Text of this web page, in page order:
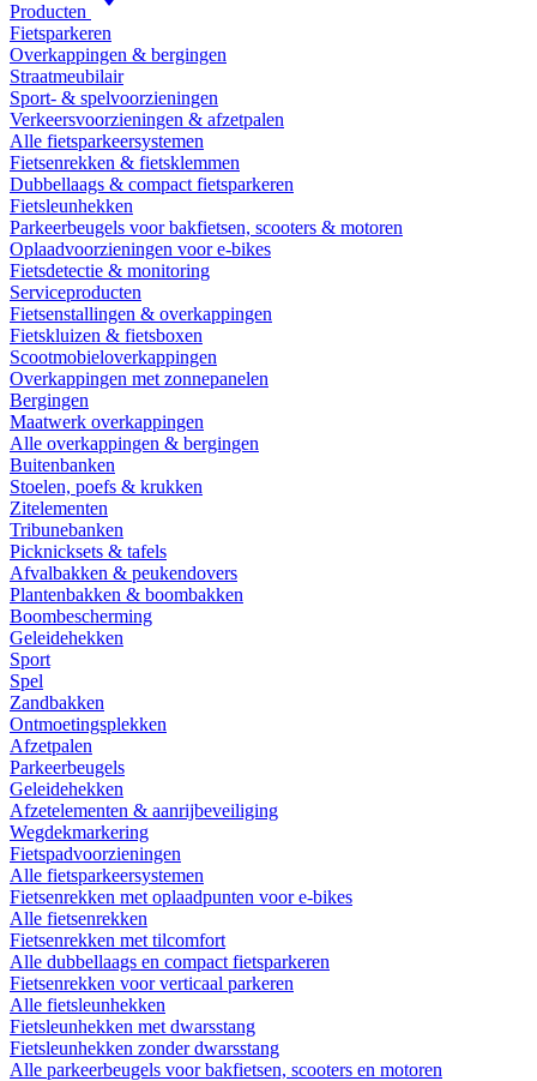
Producten
Fietsparkeren
Overkappingen & bergingen
Straatmeubilair
Sport- & spelvoorzieningen
Verkeersvoorzieningen & afzetpalen
Alle fietsparkeersystemen
Fietsenrekken & fietsklemmen
Dubbellaags & compact fietsparkeren
Fietsleunhekken
Parkeerbeugels voor bakfietsen, scooters & motoren
Oplaadvoorzieningen voor e-bikes
Fietsdetectie & monitoring
Serviceproducten
Fietsenstallingen & overkappingen
Fietskluizen & fietsboxen
Scootmobieloverkappingen
Overkappingen met zonnepanelen
Bergingen
Maatwerk overkappingen
Alle overkappingen & bergingen
Buitenbanken
Stoelen, poefs & krukken
Zitelementen
Tribunebanken
Picknicksets & tafels
Afvalbakken & peukendovers
Plantenbakken & boombakken
Boombescherming
Geleidehekken
Sport
Spel
Zandbakken
Ontmoetingsplekken
Afzetpalen
Parkeerbeugels
Geleidehekken
Afzetelementen & aanrijbeveiliging
Wegdekmarkering
Fietspadvoorzieningen
Alle fietsparkeersystemen
Fietsenrekken met oplaadpunten voor e-bikes
Alle fietsenrekken
Fietsenrekken met tilcomfort
Alle dubbellaags en compact fietsparkeren
Fietsenrekken voor verticaal parkeren
Alle fietsleunhekken
Fietsleunhekken met dwarsstang
Fietsleunhekken zonder dwarsstang
Alle parkeerbeugels voor bakfietsen, scooters en motoren